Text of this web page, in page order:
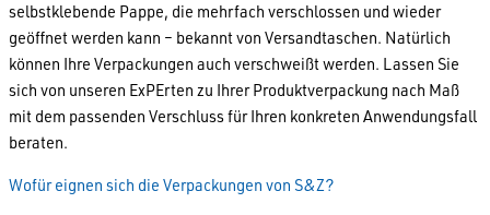
selbstklebende Pappe, die mehrfach verschlossen und wieder
geöffnet werden kann – bekannt von Versandtaschen. Natürlich
können Ihre Verpackungen auch verschweißt werden. Lassen Sie
sich von unseren ExPErten zu Ihrer Produktverpackung nach Maß
mit dem passenden Verschluss für Ihren konkreten Anwendungsfall
beraten.
Wofür eignen sich die Verpackungen von S&Z?